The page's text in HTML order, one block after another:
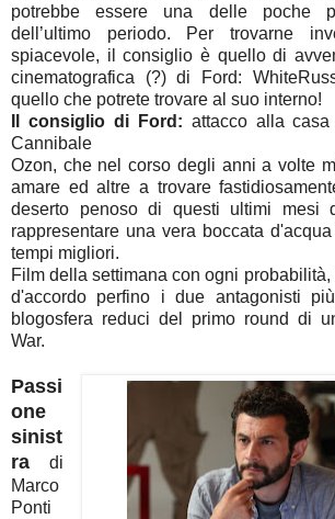
potrebbe essere una delle poche
dell’ultimo periodo. Per trovarne
spiacevole, il consiglio è quello di
cinematografica (?) di Ford:
quello che potrete trovare al suo interno!
Il consiglio di Ford: attacco alla
Cannibale
Ozon, che nel corso degli anni a volte
amare ed altre a trovare
deserto penoso di questi ultimi mesi
rappresentare una vera boccata
tempi migliori.
Film della settimana con ogni
d'accordo perfino i due antagonisti
blogosfera reduci del primo round di
War.
Passi
one
sinist
ra di
Marco
Ponti